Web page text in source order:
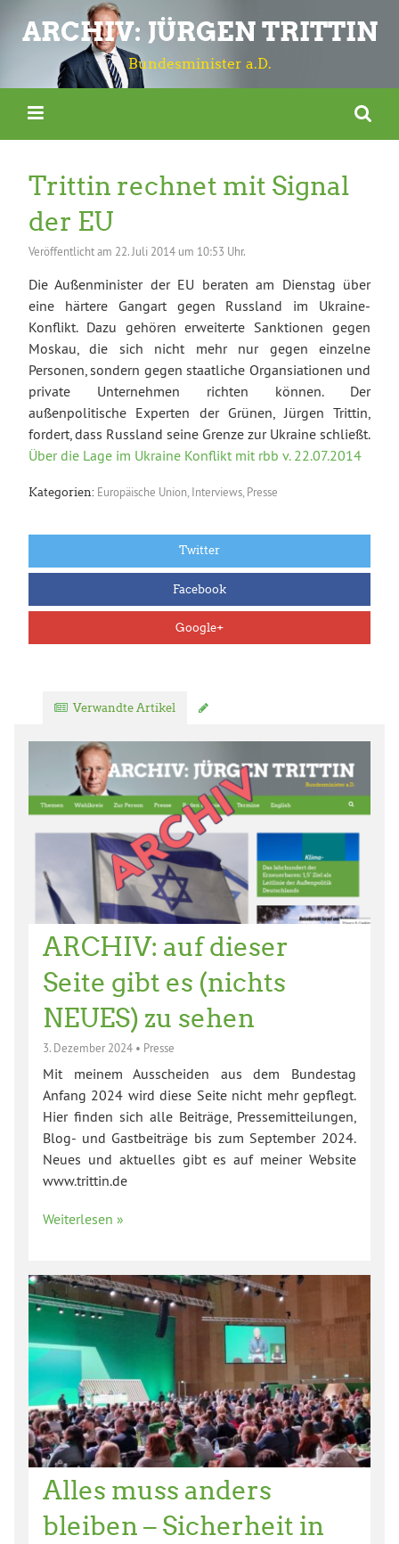
ARCHIV: JÜRGEN TRITTIN
Bundesminister a.D.
Trittin rechnet mit Signal
der EU
Veröffentlicht am 22. Juli 2014 um 10:53 Uhr.
Die Außenminister der EU beraten am Dienstag über
eine härtere Gangart gegen Russland im Ukraine-
Konflikt. Dazu gehören erweiterte Sanktionen gegen
Moskau, die sich nicht mehr nur gegen einzelne
Personen, sondern gegen staatliche Organsiationen und
private Unternehmen richten können. Der
außenpolitische Experten der Grünen, Jürgen Trittin,
fordert, dass Russland seine Grenze zur Ukraine schließt.
Über die Lage im Ukraine Konflikt mit rbb v. 22.07.2014
Kategorien: Europäische Union Interviews Presse
Twitter
Facebook
Google+
Verwandte Artikel
ARCHIV: auf dieser
Seite gibt es (nichts
NEUES) zu sehen
3. Dezember 2024 • Presse
Mit meinem Ausscheiden aus dem Bundestag
Anfang 2024 wird diese Seite nicht mehr gepflegt.
Hier finden sich alle Beiträge, Pressemitteilungen,
Blog- und Gastbeiträge bis zum September 2024.
Neues und aktuelles gibt es auf meiner Website
www.trittin.de
Weiterlesen »
Alles muss anders
bleiben – Sicherheit in